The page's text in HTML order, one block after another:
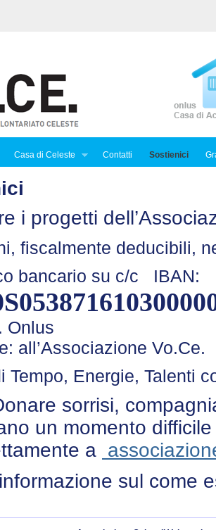
Casa di Celeste Contatti Sostienici
i progetti
fiscalmente deducibili,
bancario su c/c IBAN:
Onlus
all’Associazione
Tempo, Energie, Talenti
sorrisi,
un momento
a
sul come